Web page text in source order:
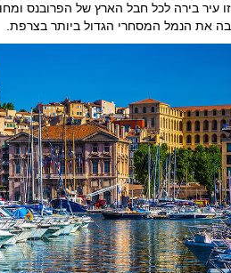
זו עיר בירה לכל חבל הארץ של הפרובנס
בה את הנמל המסחרי הגדול ביותר בצרפת.